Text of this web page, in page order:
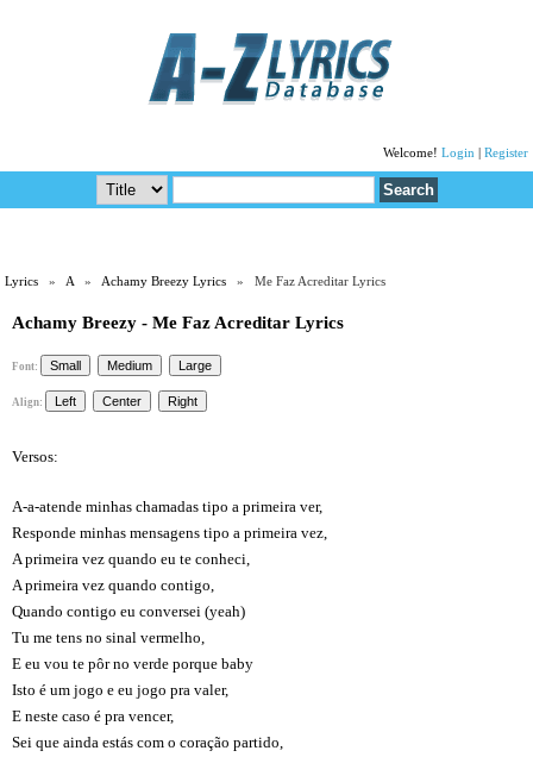
Welcome! Login Register
Lyrics »A»Achamy Breezy Lyrics » Me Faz Acreditar Lyrics
Achamy Breezy - Me Faz Acreditar Lyrics
Font:
Align:
Versos:
A-a-atende minhas chamadas tipo a primeira ver,
Responde minhas mensagens tipo a primeira vez,
A primeira vez quando eu te conheci,
A primeira vez quando contigo,
Quando contigo eu conversei (yeah)
Tu me tens no sinal vermelho,
E eu vou te pôr no verde porque baby
Isto é um jogo e eu jogo pra valer,
E neste caso é pra vencer,
Sei que ainda estás com o coração partido,